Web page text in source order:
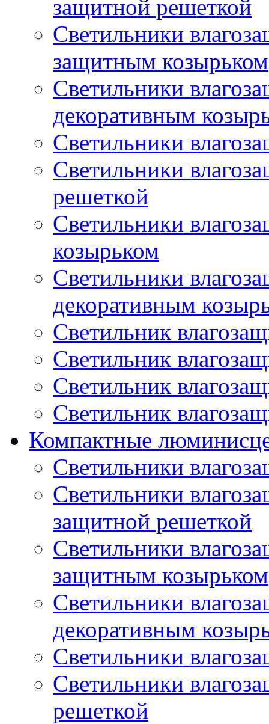
защитной решеткой
Светильники
защитным козырьком
Светильники
декоративным
Светильники
Светильники
решеткой
Светильники
козырьком
Светильники
декоративным
Светильник
Светильник
Светильник
Светильник
Компактные
Светильники
Светильники
защитной решеткой
Светильники
защитным козырьком
Светильники
декоративным
Светильники
Светильники
решеткой